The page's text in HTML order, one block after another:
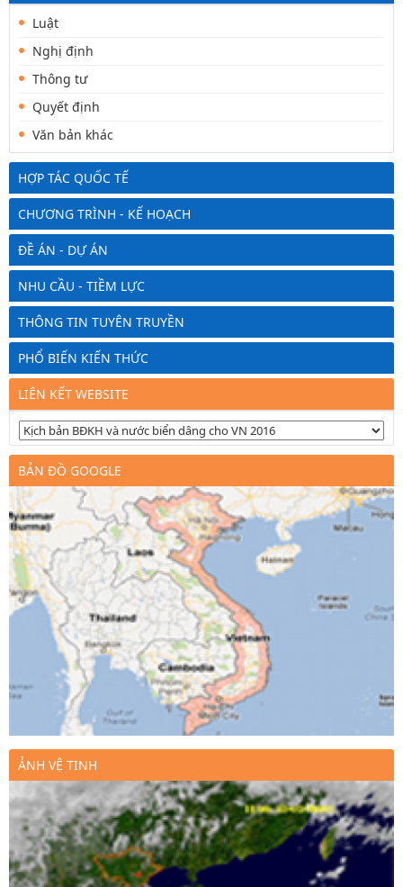
Luật
Nghị định
Thông tư
Quyết định
Văn bản khác
HỢP TÁC QUỐC TẾ
CHƯƠNG TRÌNH - KẾ HOẠCH
ĐỀ ÁN - DỰ ÁN
NHU CẦU - TIỀM LỰC
THÔNG TIN TUYÊN TRUYỀN
PHỔ BIẾN KIẾN THỨC
LIÊN KẾT WEBSITE
BẢN ĐỒ GOOGLE
ẢNH VỆ TINH